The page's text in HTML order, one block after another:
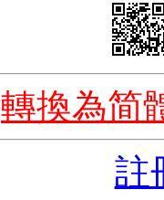
轉換為简
註